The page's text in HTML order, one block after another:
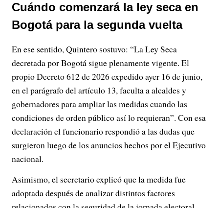
Cuándo comenzará la ley seca en
Bogotá para la segunda vuelta
En ese sentido, Quintero sostuvo: “La Ley Seca
decretada por Bogotá sigue plenamente vigente. El
propio Decreto 612 de 2026 expedido ayer 16 de junio,
en el parágrafo del artículo 13, faculta a alcaldes y
gobernadores para ampliar las medidas cuando las
condiciones de orden público así lo requieran”. Con esa
declaración el funcionario respondió a las dudas que
surgieron luego de los anuncios hechos por el Ejecutivo
nacional.
Asimismo, el secretario explicó que la medida fue
adoptada después de analizar distintos factores